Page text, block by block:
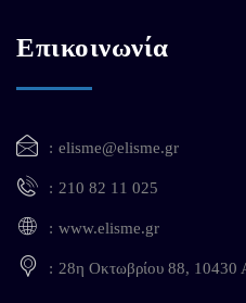
Επικοινωνία
elisme@elisme.gr
210 82 11 025
www.elisme.gr
28η Οκτωβρίου 88, 10430